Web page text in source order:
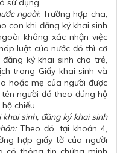
sử dụng.
ngoài:Trường hợp cha,
con khi đăng ký khai sinh
không xác nhận việc
luật của nước đó thì cơ
ký khai sinh cho trẻ,
trong Giấy khai sinh và
hoặc mẹ của người được
người đó theo đúng hộ
chiếu.
sinh, đăng ký khai sinh
Theo đó, tại khoản 4,
hợp giấy tờ của người